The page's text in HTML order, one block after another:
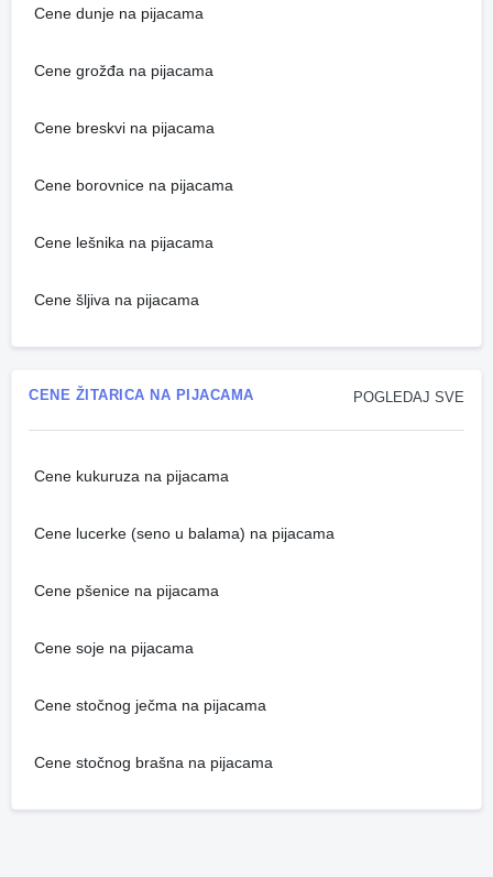
Cene dunje na pijacama
Cene grožđa na pijacama
Cene breskvi na pijacama
Cene borovnice na pijacama
Cene lešnika na pijacama
Cene šljiva na pijacama
POGLEDAJ SVE
CENE ŽITARICA NA PIJACAMA
Cene kukuruza na pijacama
Cene lucerke (seno u balama) na pijacama
Cene pšenice na pijacama
Cene soje na pijacama
Cene stočnog ječma na pijacama
Cene stočnog brašna na pijacama